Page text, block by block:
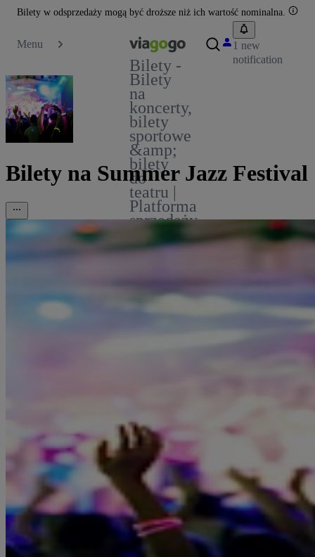
Bilety w odsprzedaży mogą być droższe niż ich wartość nominalna.
Menu
Bilety -
Bilety
na
koncerty,
bilety
sportowe
&amp;
bilety
do
teatru |
Platforma
sprzedaży
viagogo
1 new
notification
Bilety na Summer Jazz Festival